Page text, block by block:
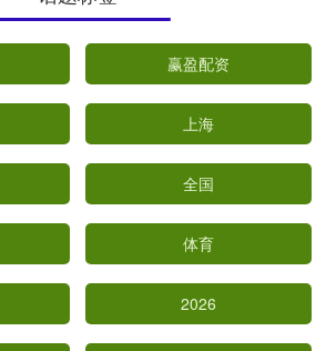
赢盈配资
上海
全国
体育
2026